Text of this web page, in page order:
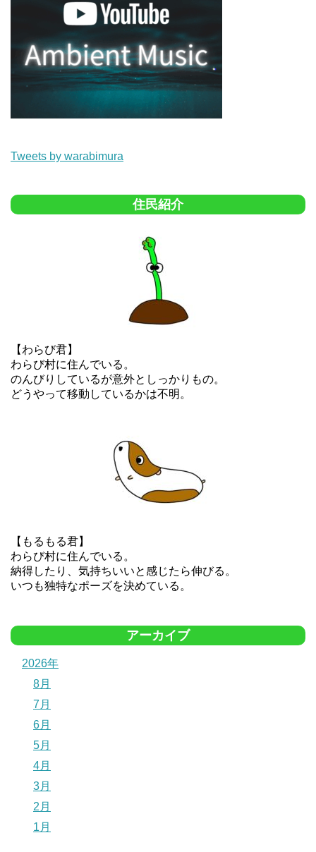
Tweets by warabimura
住民紹介
【わらび君】
わらび村に住んでいる。
のんびりしているが意外としっかりもの。
どうやって移動しているかは不明。
【もるもる君】
わらび村に住んでいる。
納得したり、気持ちいいと感じたら伸びる。
いつも独特なポーズを決めている。
アーカイブ
2026年
8月
7月
6月
5月
4月
3月
2月
1月